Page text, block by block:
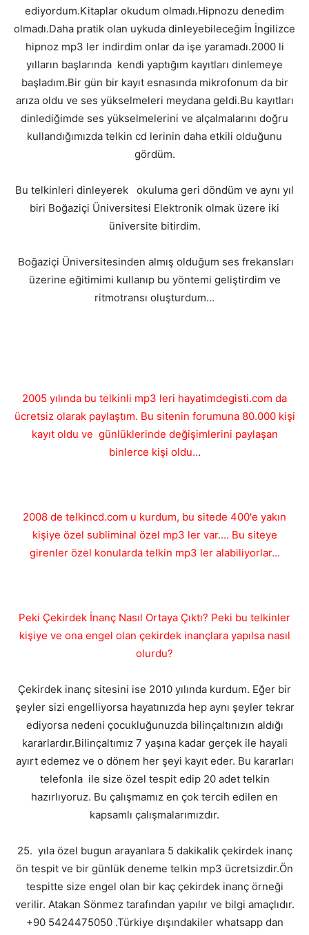
ediyordum.Kitaplar okudum olmadı.Hipnozu denedim
olmadı.Daha pratik olan uykuda dinleyebileceğim İngilizce
hipnoz mp3 ler indirdim onlar da işe yaramadı.2000 li
yılların başlarında kendi yaptığım kayıtları dinlemeye
başladım.Bir gün bir kayıt esnasında mikrofonum da bir
arıza oldu ve ses yükselmeleri meydana geldi.Bu kayıtları
dinlediğimde ses yükselmelerini ve alçalmalarını doğru
kullandığımızda telkin cd lerinin daha etkili olduğunu
gördüm.
Bu telkinleri dinleyerek okuluma geri döndüm ve aynı yıl
biri Boğaziçi Üniversitesi Elektronik olmak üzere iki
üniversite bitirdim.
Boğaziçi Üniversitesinden almış olduğum ses frekansları
üzerine eğitimimi kullanıp bu yöntemi geliştirdim ve
ritmotransı oluşturdum...
2005 yılında bu telkinli mp3 leri hayatimdegisti.com da
ücretsiz olarak paylaştım. Bu sitenin forumuna 80.000 kişi
kayıt oldu ve günlüklerinde değişimlerini paylaşan
binlerce kişi oldu...
2008 de telkincd.com u kurdum, bu sitede 400'e yakın
kişiye özel subliminal özel mp3 ler var.... Bu siteye
girenler özel konularda telkin mp3 ler alabiliyorlar...
Peki Çekirdek İnanç Nasıl Ortaya Çıktı? Peki bu telkinler
kişiye ve ona engel olan çekirdek inançlara yapılsa nasıl
olurdu?
Çekirdek inanç sitesini ise 2010 yılında kurdum. Eğer bir
şeyler sizi engelliyorsa hayatınızda hep aynı şeyler tekrar
ediyorsa nedeni çocukluğunuzda bilinçaltınızın aldığı
kararlardır.Bilinçaltımız 7 yaşına kadar gerçek ile hayali
ayırt edemez ve o dönem her şeyi kayıt eder. Bu kararları
telefonla ile size özel tespit edip 20 adet telkin
hazırlıyoruz. Bu çalışmamız en çok tercih edilen en
kapsamlı çalışmalarımızdır.
25. yıla özel bugun arayanlara 5 dakikalik çekirdek inanç
ön tespit ve bir günlük deneme telkin mp3 ücretsizdir.Ön
tespitte size engel olan bir kaç çekirdek inanç örneği
verilir. Atakan Sönmez tarafından yapılır ve bilgi amaçlıdır.
+90 5424475050 .Türkiye dışındakiler whatsapp dan